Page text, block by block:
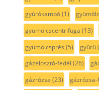
gyúrókampó(1)
gyümölcscentrifuga (13)
gyümölcsprés (5) gyűrű
gázelosztó-fedél (26)
gázrózsa (23)